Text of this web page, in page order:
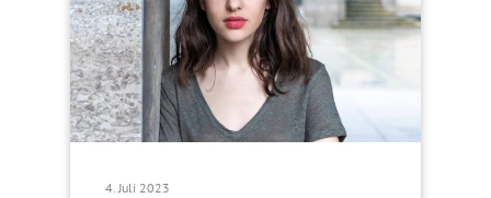
4. Juli 2023